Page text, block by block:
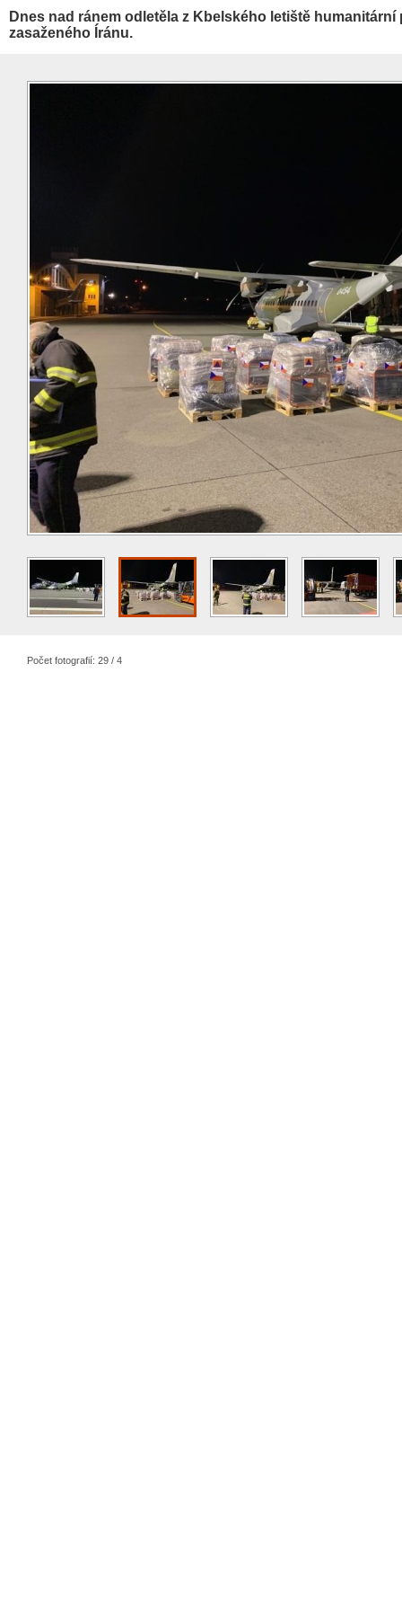
Dnes nad ránem odletěla z Kbelského letiště
zasaženého Íránu.
Počet fotografií: 29 / 4